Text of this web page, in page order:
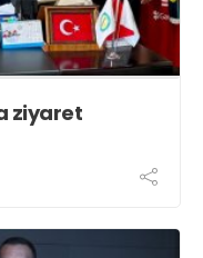
ziyaret